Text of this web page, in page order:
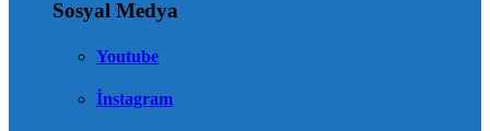
Sosyal Medya
Youtube
İnstagram